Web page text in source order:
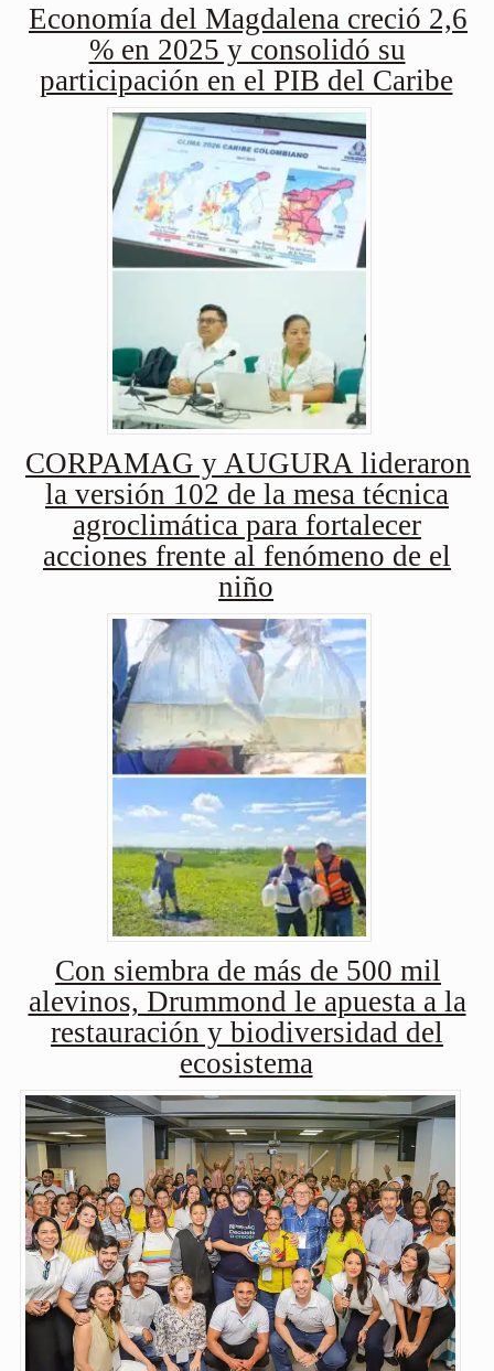
Economía del Magdalena creció 2,6
% en 2025 y consolidó su
participación en el PIB del Caribe
CORPAMAG y AUGURA lideraron
la versión 102 de la mesa técnica
agroclimática para fortalecer
acciones frente al fenómeno de el
niño
Con siembra de más de 500 mil
alevinos, Drummond le apuesta a la
restauración y biodiversidad del
ecosistema